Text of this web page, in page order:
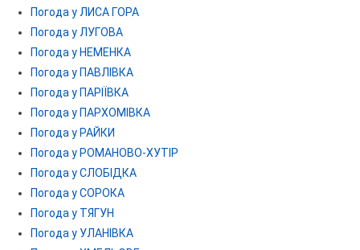
Погода у ЛИСА ГОРА
Погода у ЛУГОВА
Погода у НЕМЕНКА
Погода у ПАВЛІВКА
Погода у ПАРІЇВКА
Погода у ПАРХОМІВКА
Погода у РАЙКИ
Погода у РОМАНОВО-ХУТІР
Погода у СЛОБІДКА
Погода у СОРОКА
Погода у ТЯГУН
Погода у УЛАНІВКА